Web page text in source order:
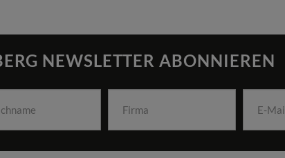
NEWSLETTER ABONNIEREN